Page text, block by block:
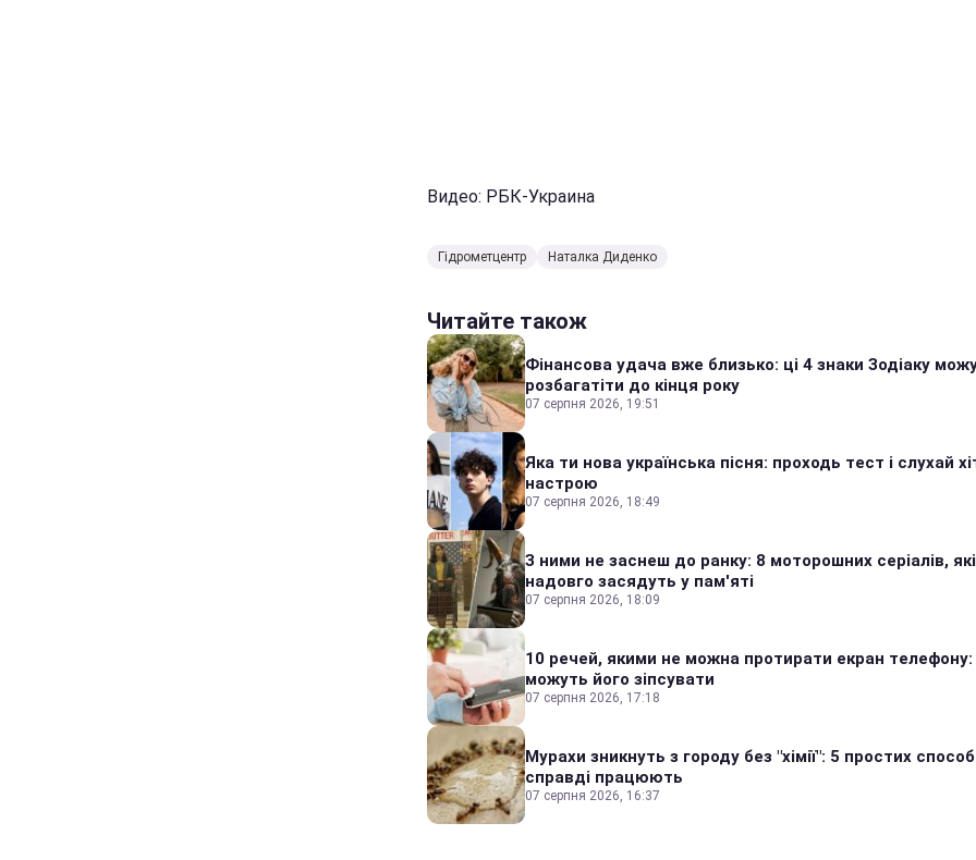
Видео: РБК-Украина
Гідрометцентр Наталка Диденко
Читайте також
Фінансова удача вже близько: ці 4 знаки Зодіаку
розбагатіти до кінця року
07 серпня 2026, 19:51
Яка ти нова українська пісня: проходь тест і слухай
настрою
07 серпня 2026, 18:49
З ними не заснеш до ранку: 8 моторошних серіалів, які
надовго засядуть у пам'яті
07 серпня 2026, 18:09
10 речей, якими не можна протирати екран
можуть його зіпсувати
07 серпня 2026, 17:18
Мурахи зникнуть з городу без "хімії": 5 простих
справді працюють
07 серпня 2026, 16:37